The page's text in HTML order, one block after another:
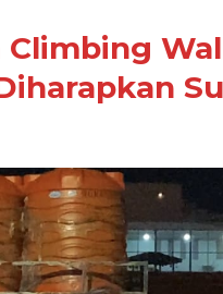
Climbing